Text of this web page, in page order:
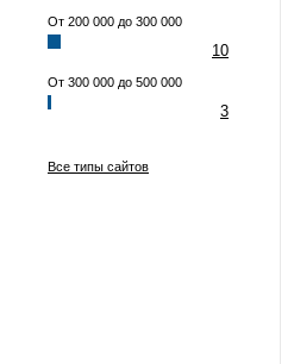
От 200 000 до 300 000
10
От 300 000 до 500 000
3
Все типы сайтов